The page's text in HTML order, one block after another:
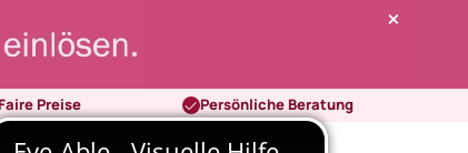
Preise Persönliche Beratung